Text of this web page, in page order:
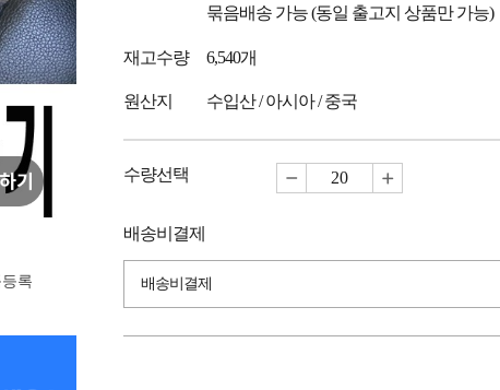
록
묶음배송 가능 (동일 출고지 상품만 가능)
재고수량 6,540개
원산지 수입산 / 아시아 / 중국
수량선택
배송비결제
배송비결제